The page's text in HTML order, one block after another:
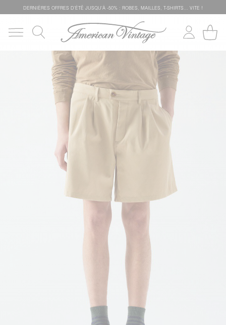
DERNIÈRES OFFRES D'ÉTÊ JUSQU'À -50% : ROBES, MAILLES, T-SHIRTS... VITE !